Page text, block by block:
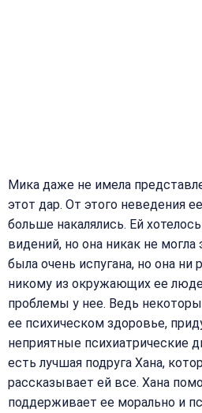
Мика даже не имела
этот дар. От этого неведения
больше накалялись. Ей
видений, но она никак не
была очень испугана, но она ни
никому из окружающих ее
проблемы у нее. Ведь
ее психическом здоровье,
неприятные психиатрические
есть лучшая подруга Хана,
рассказывает ей все. Хана
поддерживает ее морально и